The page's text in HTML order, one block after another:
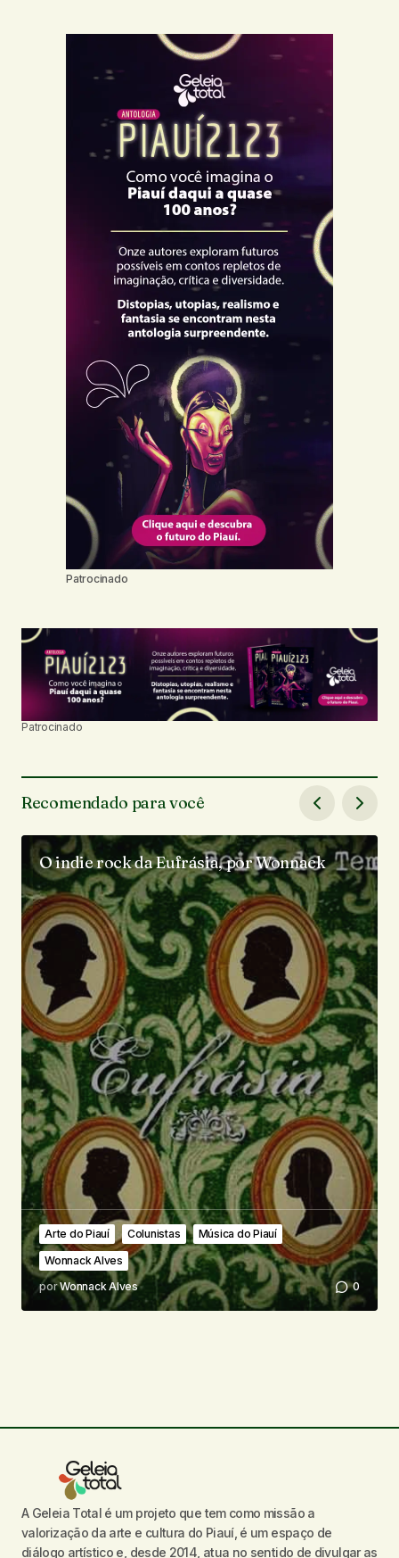
Patrocinado
Patrocinado
Recomendado para você
O indie rock da Eufrásia, por Wonnack
Arte do Piauí Colunistas
Música do Piauí
Wonnack Alves
porWonnack Alves 0
A Geleia Total é um projeto que tem como missão a
valorização da arte e cultura do Piauí, é um espaço de
diálogo artístico e, desde 2014, atua no sentido de divulgar as